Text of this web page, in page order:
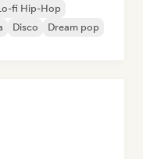
fi Hip-Hop
Disco
Dream pop